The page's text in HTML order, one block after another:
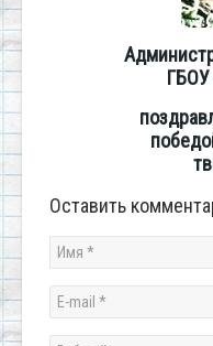
Оставить